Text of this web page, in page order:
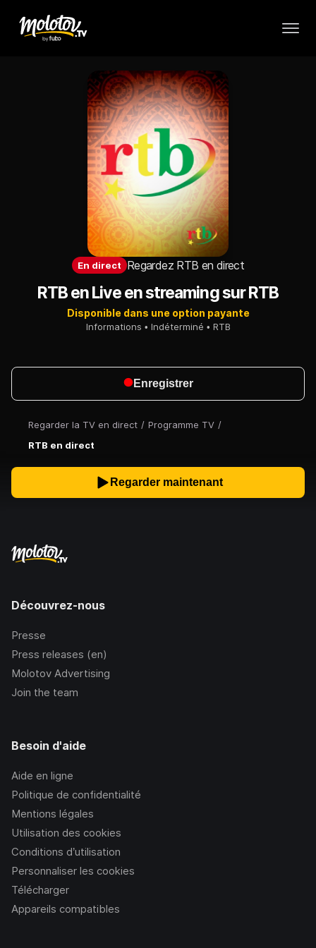
Regarder la TV en direct / Programme TV /
RTB en direct
En direct Regardez RTB en direct
RTB en Live en streaming sur RTB
Disponible dans une option payante
Informations Indéterminé RTB
Enregistrer
Regarder maintenant
Découvrez-nous
Presse
Press releases (en)
Molotov Advertising
Join the team
Besoin d'aide
Aide en ligne
Politique de confidentialité
Mentions légales
Utilisation des cookies
Conditions d’utilisation
Personnaliser les cookies
Télécharger
Appareils compatibles